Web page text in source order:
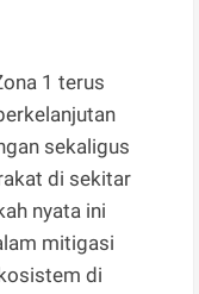
1 terus
sekaligus
di sekitar
nyata ini
mitigasi
di